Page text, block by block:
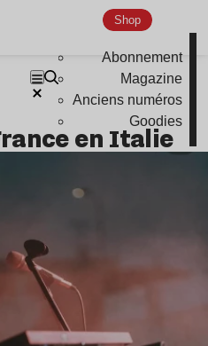
Shop
Abonnement
Magazine
Anciens numéros
Goodies
en Italie